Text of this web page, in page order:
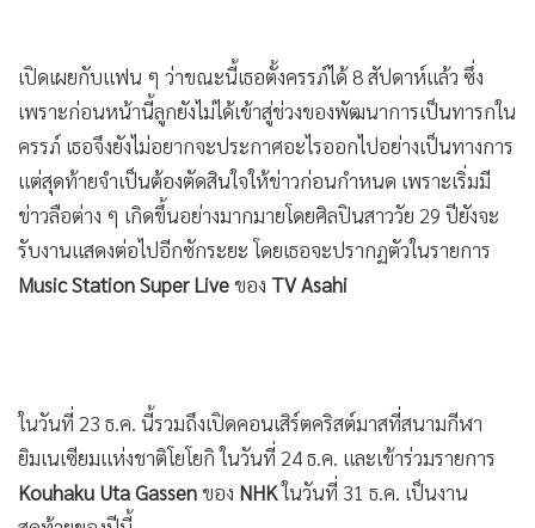
• ญี่ปุ่น
• News1
• Gotomanager
เปิดเผยกับแฟน ๆ ว่าขณะนี้เธอตั้งครรภ์ได้ 8 สัปดาห์แล้ว ซึ่ง
เพราะก่อนหน้านี้ลูกยังไม่ได้เข้าสู่ช่วงของพัฒนาการเป็นทารกใน
ครรภ์ เธอจึงยังไม่อยากจะประกาศอะไรออกไปอย่างเป็นทางการ
แต่สุดท้ายจำเป็นต้องตัดสินใจให้ข่าวก่อนกำหนด เพราะเริ่มมี
ข่าวลือต่าง ๆ เกิดขึ้นอย่างมากมายโดยศิลปินสาววัย 29 ปียังจะ
รับงานแสดงต่อไปอีกซักระยะ โดยเธอจะปรากฏตัวในรายการ
Music Station Super Liveของ TV Asahi
ในวันที่ 23 ธ.ค. นี้รวมถึงเปิดคอนเสิร์ตคริสต์มาสที่สนามกีฬา
ยิมเนเซียมแห่งชาติโยโยกิ ในวันที่ 24 ธ.ค. และเข้าร่วมรายการ
Kouhaku Uta Gassenของ NHKในวันที่ 31 ธ.ค. เป็นงาน